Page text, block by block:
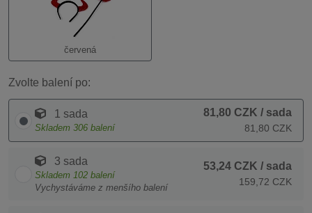
červená
Zvolte balení po:
1 sada
Skladem 306 balení
81,80 CZK / sada
81,80 CZK
3 sada
Skladem 102 balení
Vychystáváme z menšího balení
53,24 CZK / sada
159,72 CZK